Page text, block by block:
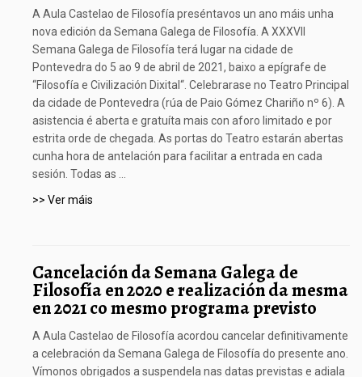
A Aula Castelao de Filosofía preséntavos un ano máis unha
nova edición da Semana Galega de Filosofía. A XXXVII
Semana Galega de Filosofía terá lugar na cidade de
Pontevedra do 5 ao 9 de abril de 2021, baixo a epígrafe de
“Filosofía e Civilización Dixital“. Celebrarase no Teatro Principal
da cidade de Pontevedra (rúa de Paio Gómez Chariño nº 6). A
asistencia é aberta e gratuíta mais con aforo limitado e por
estrita orde de chegada. As portas do Teatro estarán abertas
cunha hora de antelación para facilitar a entrada en cada
sesión. Todas as ...
>> Ver máis
Cancelación da Semana Galega de
Filosofía en 2020 e realización da mesma
en 2021 co mesmo programa previsto
A Aula Castelao de Filosofía acordou cancelar definitivamente
a celebración da Semana Galega de Filosofía do presente ano.
Vímonos obrigados a suspendela nas datas previstas e adiala